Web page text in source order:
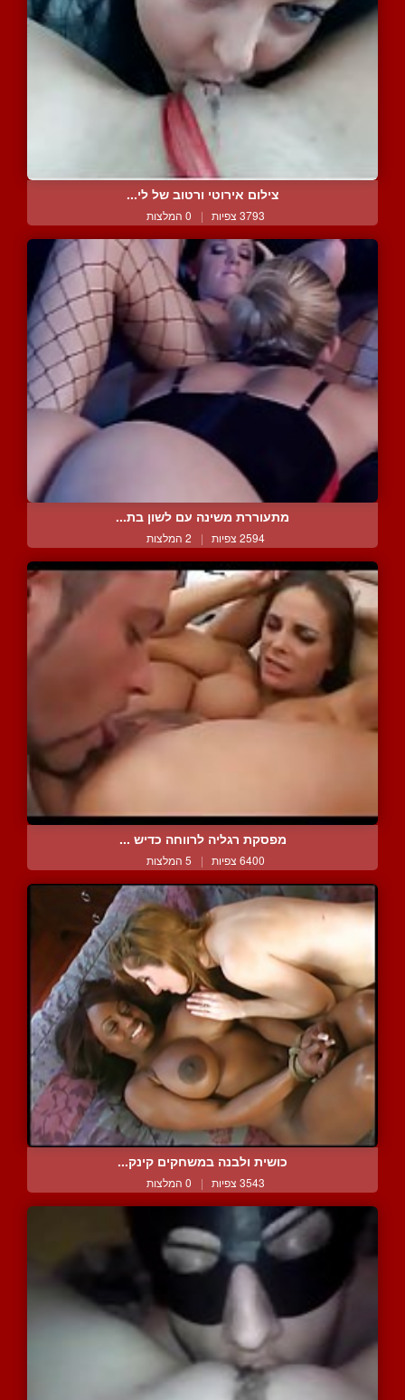
צילום אירוטי ורטוב של לי...
3793 צפיות | 0 המלצות
מתעוררת משינה עם לשון בת...
2594 צפיות | 2 המלצות
מפסקת רגליה לרווחה כדיש ...
6400 צפיות | 5 המלצות
כושית ולבנה במשחקים קינק...
3543 צפיות | 0 המלצות